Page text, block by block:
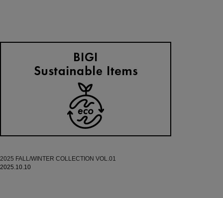
2025 FALL/WINTER COLLECTION VOL.01
2025.10.10